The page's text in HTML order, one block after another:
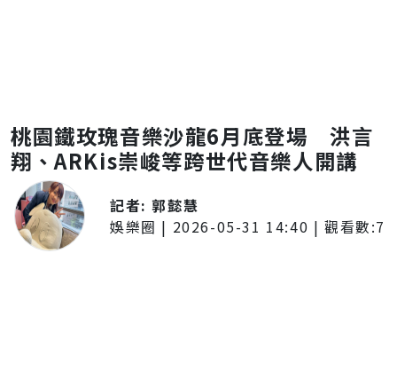
桃園鐵玫瑰音樂沙龍6月底登場 洪言
翔、ARKis崇峻等跨世代音樂人開講
記者:郭懿慧
娛樂圈 | 2026-05-31 14:40 | 觀看數:7